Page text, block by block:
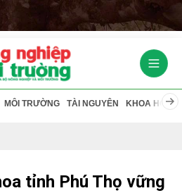
MÔI TRƯỜNG TÀI NGUYÊN KHOA HỌC
tỉnh Phú Thọ vững